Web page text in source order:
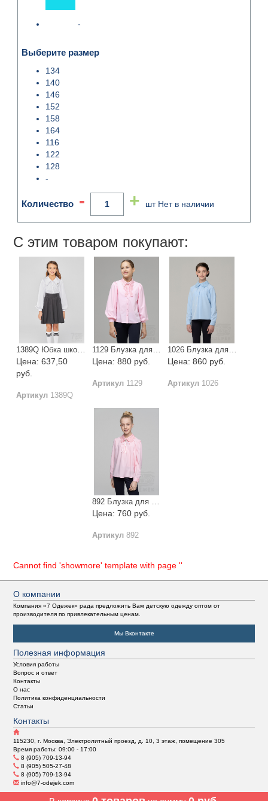
-
Выберите размер
134
140
146
152
158
164
116
122
128
-
Количество - + шт Нет в наличии
С этим товаром покупают:
Цена: 637,50
руб.
Артикул 1389Q
1129 Блузка для девочки длинный рукав
Цена: 880 руб.
Артикул1129
Цена: 860 руб.
Артикул 1026
Цена: 760 руб.
Артикул892
Cannot find 'showmore' template with page ''
О компании
Компания «7 Одежек» рада предложить Вам детскую одежду оптом от
производителя по привлекательным ценам.
Мы Вконтакте
Полезная информация
Условия работы
Вопрос и ответ
Контакты
О нас
Политика конфиденциальности
Статьи
Контакты
115230, г. Москва, Электролитный проезд, д. 10, 3 этаж, помещение 305
Время работы: 09:00 - 17:00
8 (905) 709-13-94
8 (905) 505-27-48
8 (905) 709-13-94
info@7-odejek.com